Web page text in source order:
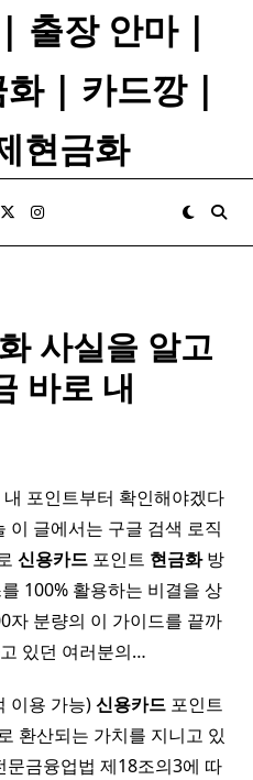
출장 안마 |
화 | 카드깡 |
현금화
사실을 알고
바로 내
포인트부터 확인해야겠다
이 글에서는 구글 검색 로직
신용카드 포인트 현금화방
100% 활용하는 비결을 상
자 분량의 이 가이드를 끝까
있던 여러분의…
이용 가능)신용카드 포인트
환산되는 가치를 지니고 있
금융업법 제18조의3에 따